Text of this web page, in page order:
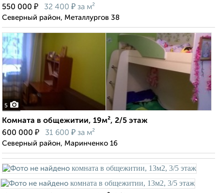
550 000 ₽ 32 400 ₽ за м²
Северный район, Металлургов 38
5
Комната в общежитии, 19м², 2/5 этаж
600 000 ₽ 31 600 ₽ за м²
Северный район, Маринченко 16